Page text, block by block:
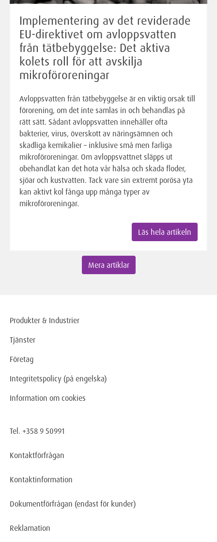
Implementering av det reviderade
EU-direktivet om avloppsvatten
från tätbebyggelse: Det aktiva
kolets roll för att avskilja
mikroföroreningar
Avloppsvatten från tätbebyggelse är en viktig orsak till
förorening, om det inte samlas in och behandlas på
rätt sätt. Sådant avloppsvatten innehåller ofta
bakterier, virus, överskott av näringsämnen och
skadliga kemikalier – inklusive små men farliga
mikroföroreningar. Om avloppsvattnet släpps ut
obehandlat kan det hota vår hälsa och skada floder,
sjöar och kustvatten. Tack vare sin extremt porösa yta
kan aktivt kol fånga upp många typer av
mikroföroreningar.
Läs hela artikeln
Mera artiklar
Produkter & Industrier
Tjänster
Företag
Integritetspolicy (på engelska)
Information om cookies
Tel. +358 9 50991
Kontaktförfrågan
Kontaktinformation
Dokumentförfrågan (endast för kunder)
Reklamation